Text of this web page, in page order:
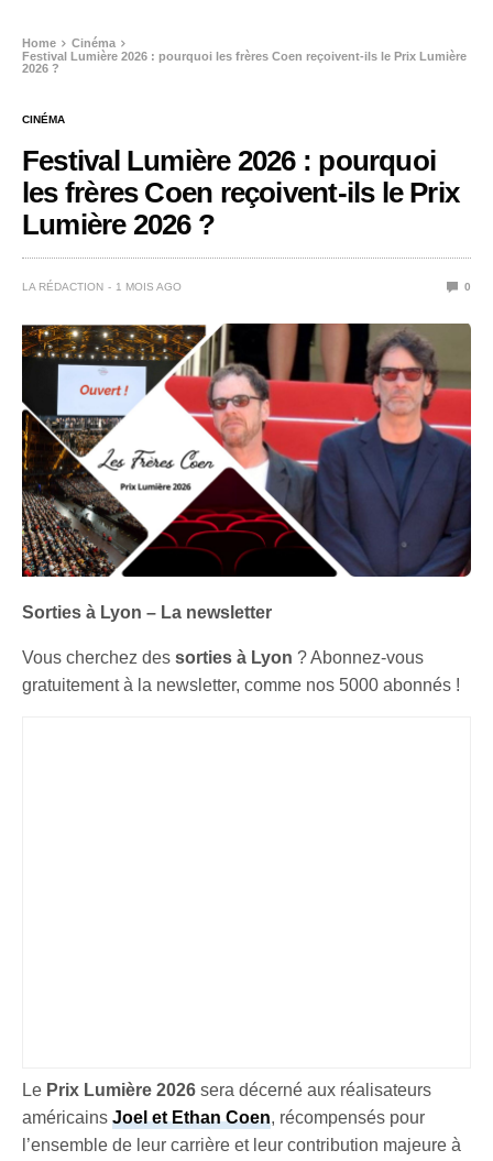
Home
Cinéma
Festival Lumière 2026 : pourquoi les frères Coen reçoivent-ils le Prix Lumière
2026 ?
CINÉMA
Festival Lumière 2026 : pourquoi
les frères Coen reçoivent-ils le Prix
Lumière 2026 ?
LA RÉDACTION 1 MOIS AGO 0
Sorties à Lyon – La newsletter
Vous cherchez dessorties à Lyon ? Abonnez-vous
gratuitement à la newsletter, comme nos 5000 abonnés !
Le Prix Lumière 2026 sera décerné aux réalisateurs
américainsJoel et Ethan Coen, récompensés pour
l’ensemble de leur carrière et leur contribution majeure à